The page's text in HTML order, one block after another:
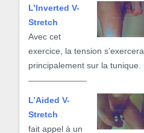
L’Inverted V-
Stretch
Avec cet
exercice, la tension s’exercera
principalement sur la tunique.
L’Aided V-
Stretch
fait appel à un